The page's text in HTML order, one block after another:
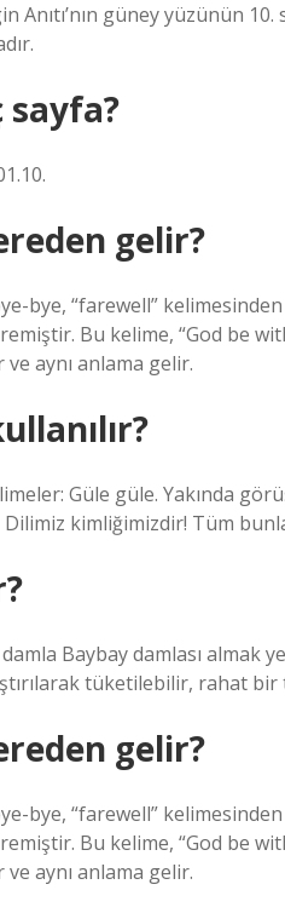
güney yüzünün 10.
sayfa?
gelir?
bye, “farewell”
Bu kelime, “God be
aynı anlama gelir.
Güle güle. Yakında
Dilimiz kimliğimizdir! Tüm
Baybay damlası almak
tüketilebilir, rahat
gelir?
bye, “farewell”
Bu kelime, “God be
aynı anlama gelir.